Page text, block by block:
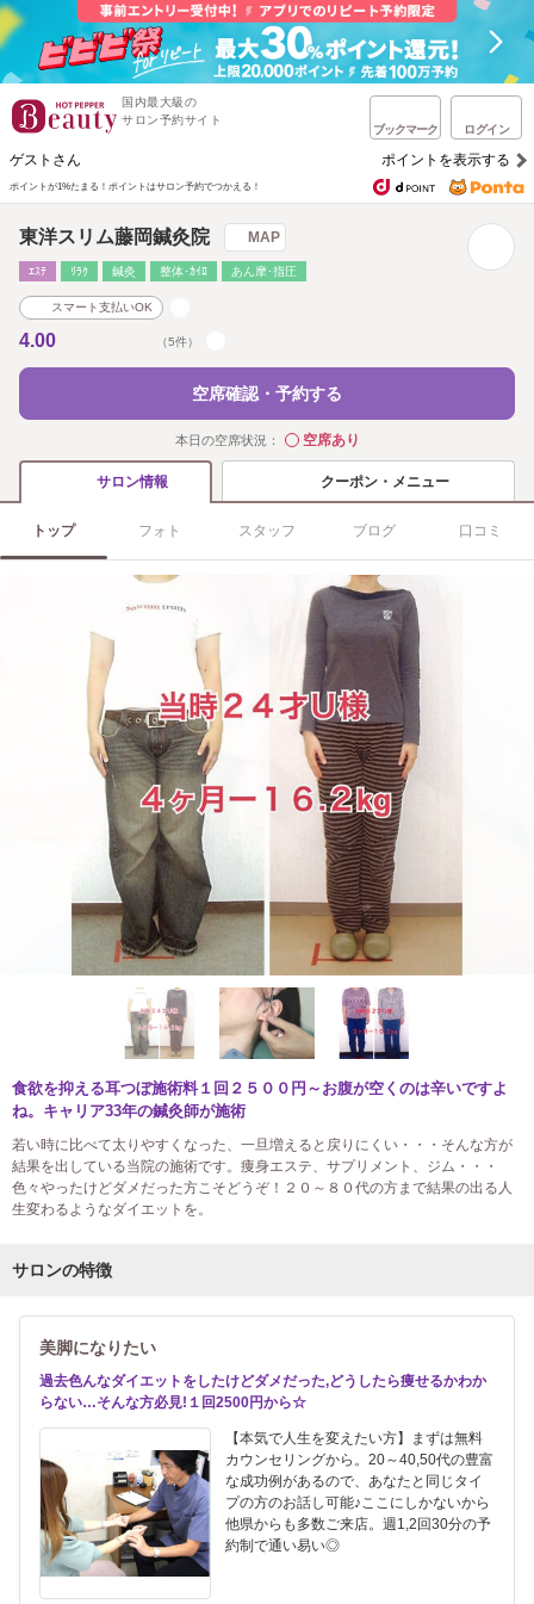
国内最大級の
サロン予約サイト
ブックマーク ログイン
ゲストさん ポイントを表示する
ポイントが1%たまる！ ポイントはサロン予約でつかえる！
東洋スリム藤岡鍼灸院 MAP
ｴｽﾃ ﾘﾗｸ 鍼灸 整体･ｶｲﾛ あん摩･指圧
スマート支払いOK
4.00 （5件）
空席確認・予約する
本日の空席状況： ◯空席あり
サロン情報 クーポン・メニュー
トップ フォト スタッフ ブログ 口コミ
食欲を抑える耳つぼ施術料１回２５００円～お腹が空くのは辛いですよ
ね。キャリア33年の鍼灸師が施術
若い時に比べて太りやすくなった、一旦増えると戻りにくい・・・そんな方が
結果を出している当院の施術です。痩身エステ、サプリメント、ジム・・・
色々やったけどダメだった方こそどうぞ！２０～８０代の方まで結果の出る人
生変わるようなダイエットを。
サロンの特徴
美脚になりたい
過去色んなダイエットをしたけどダメだった,どうしたら痩せるかわか
らない…そんな方必見!１回2500円から☆
【本気で人生を変えたい方】まずは無料
カウンセリングから。20～40,50代の豊富
な成功例があるので、あなたと同じタイ
プの方のお話し可能♪ここにしかないから
他県からも多数ご来店。週1,2回30分の予
約制で通い易い◎